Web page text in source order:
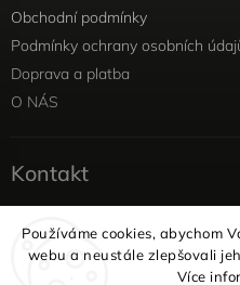
Používáme cookies, abychom
webu a neustále zlepšovali
Více
Obchodní podmínky
Podmínky ochrany osobních
Doprava a platba
O NÁS
Kontakt
info@yellowviolet.cz
+420 604 354 375